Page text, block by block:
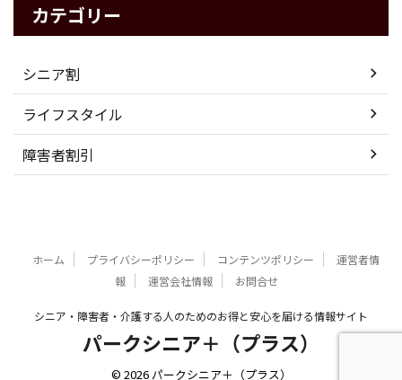
カテゴリー
シニア割
ライフスタイル
障害者割引
ホーム プライバシーポリシー コンテンツポリシー
運営者情
報
運営会社情報 お問合せ
シニア・障害者・介護する人のためのお得と安心を届ける情報サイト
パークシニア＋（プラス）
© 2026 パークシニア＋（プラス）